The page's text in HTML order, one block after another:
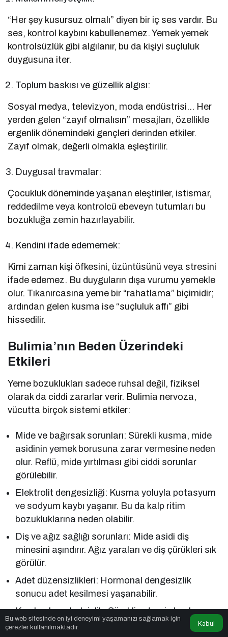
“Her şey kusursuz olmalı” diyen bir iç ses vardır. Bu
ses, kontrol kaybını kabullenemez. Yemek yemek
kontrolsüzlük gibi algılanır, bu da kişiyi suçluluk
duygusuna iter.
Toplum baskısı ve güzellik algısı:
Sosyal medya, televizyon, moda endüstrisi… Her
yerden gelen “zayıf olmalısın” mesajları, özellikle
ergenlik dönemindeki gençleri derinden etkiler.
Zayıf olmak, değerli olmakla eşleştirilir.
Duygusal travmalar:
Çocukluk döneminde yaşanan eleştiriler, istismar,
reddedilme veya kontrolcü ebeveyn tutumları bu
bozukluğa zemin hazırlayabilir.
Kendini ifade edememek:
Kimi zaman kişi öfkesini, üzüntüsünü veya stresini
ifade edemez. Bu duyguların dışa vurumu yemekle
olur. Tıkanırcasına yeme bir “rahatlama” biçimidir;
ardından gelen kusma ise “suçluluk affı” gibi
hissedilir.
Bulimia’nın Beden Üzerindeki
Etkileri
Yeme bozuklukları sadece ruhsal değil, fiziksel
olarak da ciddi zararlar verir. Bulimia nervoza,
vücutta birçok sistemi etkiler:
Mide ve bağırsak sorunları: Sürekli kusma, mide
asidinin yemek borusuna zarar vermesine neden
olur. Reflü, mide yırtılması gibi ciddi sorunlar
görülebilir.
Elektrolit dengesizliği: Kusma yoluyla potasyum
ve sodyum kaybı yaşanır. Bu da kalp ritim
bozukluklarına neden olabilir.
Diş ve ağız sağlığı sorunları: Mide asidi diş
minesini aşındırır. Ağız yaraları ve diş çürükleri sık
görülür.
Adet düzensizlikleri: Hormonal dengesizlik
sonucu adet kesilmesi yaşanabilir.
Kas kaybı ve halsizlik: Sürekli yetersiz beslenme
kas gücünü azaltır, kişi bitkin hisseder.
Bu web sitesinde en iyi deneyimi yaşamanızı sağlamak için
çerezler kullanılmaktadır.
Kabul